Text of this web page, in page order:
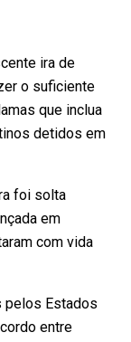
ira de
o suficiente
que inclua
detidos em
foi solta
em
com vida
pelos Estados
entre